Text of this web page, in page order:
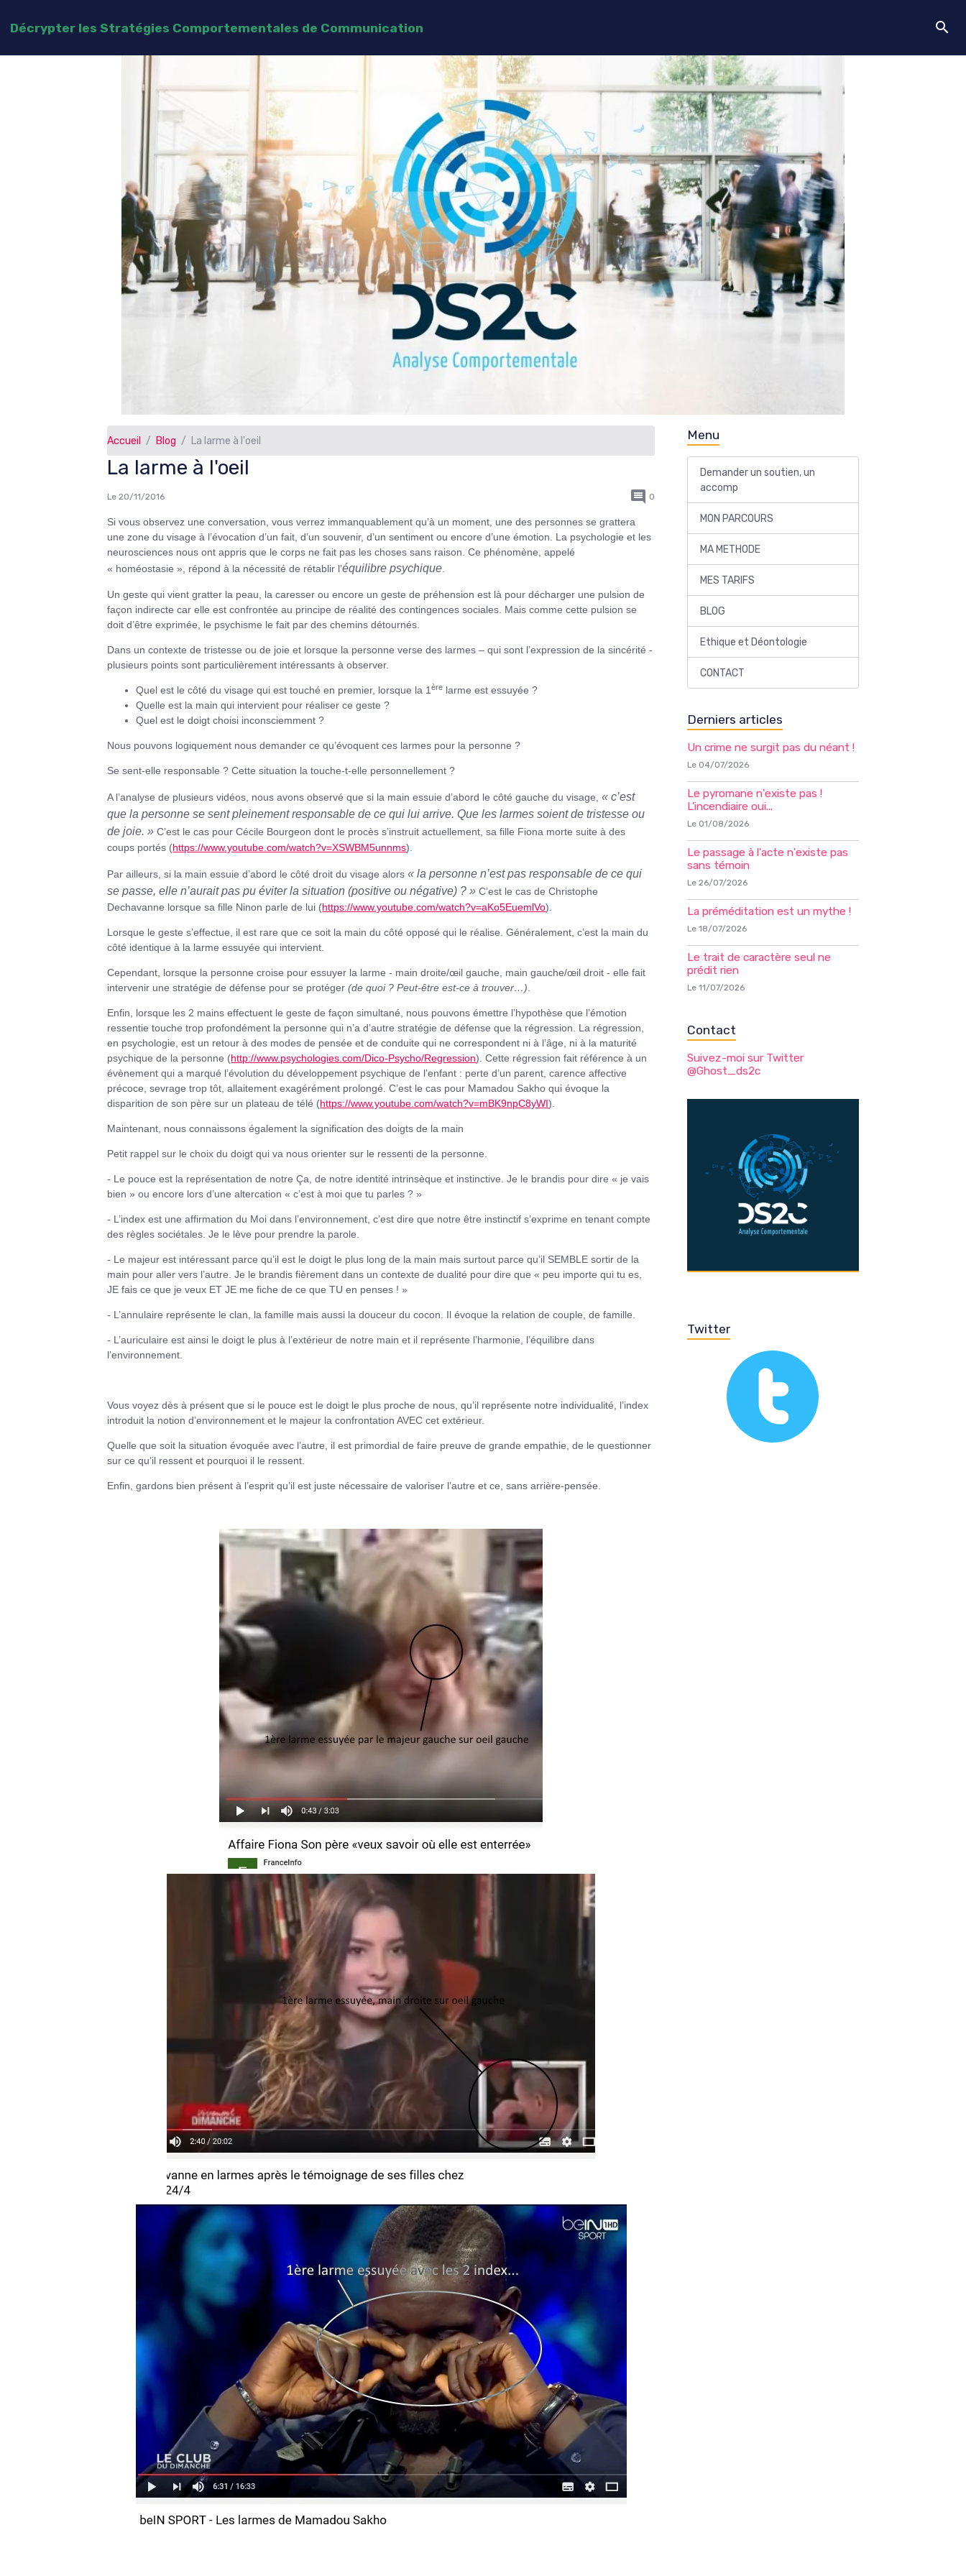
Décrypter les Stratégies Comportementales de Communication
Accueil Blog La larme à l'oeil
La larme à l'oeil
Le 20/11/2016 0
Si vous observez une conversation, vous verrez immanquablement qu’à un moment, une des personnes se grattera
une zone du visage à l’évocation d’un fait, d’un souvenir, d’un sentiment ou encore d’une émotion. La psychologie et les
neurosciences nous ont appris que le corps ne fait pas les choses sans raison. Ce phénomène, appelé
« homéostasie », répond à la nécessité de rétablir l’équilibre psychique
Un geste qui vient gratter la peau, la caresser ou encore un geste de préhension est là pour décharger une pulsion de
façon indirecte car elle est confrontée au principe de réalité des contingences sociales. Mais comme cette pulsion se
doit d’être exprimée, le psychisme le fait par des chemins détournés.
Dans un contexte de tristesse ou de joie et lorsque la personne verse des larmes – qui sont l’expression de la sincérité -
plusieurs points sont particulièrement intéressants à observer.
Quel est le côté du visage qui est touché en premier, lorsque la 1ère larme est essuyée ?
Quelle est la main qui intervient pour réaliser ce geste ?
Quel est le doigt choisi inconsciemment ?
Nous pouvons logiquement nous demander ce qu’évoquent ces larmes pour la personne ?
Se sent-elle responsable ? Cette situation la touche-t-elle personnellement ?
A l’analyse de plusieurs vidéos, nous avons observé que si la main essuie d’abord le côté gauche du visage,« c’est
que la personne se sent pleinementresponsablede ce qui lui arrive. Que les larmes soient de tristesse ou
de joie. » C’est le cas pour Cécile Bourgeon dont le procès s’instruit actuellement, sa fille Fiona morte suite à des
coups portés (https://www.youtube.com/watch?v=XSWBM5unnms).
Par ailleurs, si la main essuie d’abord le côté droit du visage alors« la personne n’estpas responsable de ce qui
se passe, elle n’aurait pas pu éviter la situation (positive ou négative) ? »C’est le cas de Christophe
Dechavanne lorsque sa fille Ninon parle de lui (https://www.youtube.com/watch?v=aKo5EuemlVo).
Lorsque le geste s’effectue, il est rare que ce soit la main du côté opposé qui le réalise. Généralement, c’est la main du
côté identique à la larme essuyée qui intervient.
Cependant, lorsque la personne croise pour essuyer la larme - main droite/œil gauche, main gauche/œil droit - elle fait
intervenir une stratégie de défense pour se protéger(de quoi ? Peut-être est-ce à trouver…)
Enfin, lorsque les 2 mains effectuent le geste de façon simultané, nous pouvons émettre l’hypothèse que l’émotion
ressentie touche trop profondément la personne qui n’a d’autre stratégie de défense que la régression. La régression,
en psychologie, est un retour à des modes de pensée et de conduite qui ne correspondent ni à l’âge, ni à la maturité
psychique de la personne (http://www.psychologies.com/Dico-Psycho/Regression). Cette régression fait référence à un
évènement qui a marqué l’évolution du développement psychique de l’enfant : perte d’un parent, carence affective
précoce, sevrage trop tôt, allaitement exagérément prolongé. C’est le cas pour Mamadou Sakho qui évoque la
disparition de son père sur un plateau de télé (https://www.youtube.com/watch?v=mBK9npC8yWI).
Maintenant, nous connaissons également la signification des doigts de la main
Petit rappel sur le choix du doigt qui va nous orienter sur le ressenti de la personne.
- Le pouce est la représentation de notre Ça, de notre identité intrinsèque et instinctive. Je le brandis pour dire « je vais
bien » ou encore lors d’une altercation « c’est à moi que tu parles ? »
- L’index est une affirmation du Moi dans l’environnement, c’est dire que notre être instinctif s’exprime en tenant compte
des règles sociétales. Je le lève pour prendre la parole.
- Le majeur est intéressant parce qu’il est le doigt le plus long de la main mais surtout parce qu’il SEMBLE sortir de la
main pour aller vers l’autre. Je le brandis fièrement dans un contexte de dualité pour dire que « peu importe qui tu es,
JE fais ce que je veux ET JE me fiche de ce que TU en penses ! »
- L’annulaire représente le clan, la famille mais aussi la douceur du cocon. Il évoque la relation de couple, de famille.
- L’auriculaire est ainsi le doigt le plus à l’extérieur de notre main et il représente l’harmonie, l’équilibre dans
l’environnement.
Vous voyez dès à présent que si le pouce est le doigt le plus proche de nous, qu’il représente notre individualité, l’index
introduit la notion d’environnement et le majeur la confrontation AVEC cet extérieur.
Quelle que soit la situation évoquée avec l’autre, il est primordial de faire preuve de grande empathie, de le questionner
sur ce qu’il ressent et pourquoi il le ressent.
Enfin, gardons bien présent à l’esprit qu’il est juste nécessaire de valoriser l’autre et ce, sans arrière-pensée.
Menu
Demander un soutien, un
accomp
MON PARCOURS
MA METHODE
MES TARIFS
BLOG
Ethique et Déontologie
CONTACT
Derniers articles
Un crime ne surgit pas du néant !
Le 04/07/2026
Le pyromane n'existe pas !
L'incendiaire oui...
Le 01/08/2026
Le passage à l'acte n'existe pas
sans témoin
Le 26/07/2026
La préméditation est un mythe !
Le 18/07/2026
Le trait de caractère seul ne
prédit rien
Le 11/07/2026
Contact
Suivez-moi sur Twitter
@Ghost_ds2c
Twitter